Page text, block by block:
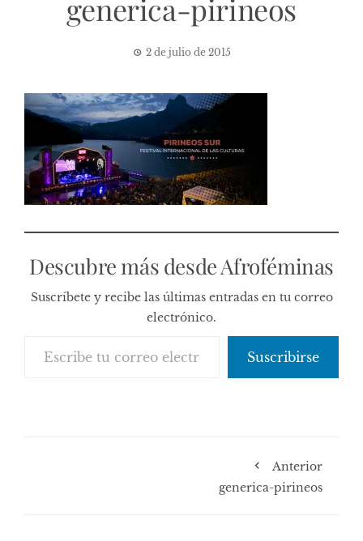
generica-pirineos
2 de julio de 2015
Descubre más desde Afroféminas
Suscríbete y recibe las últimas entradas en tu correo
electrónico.
Suscribirse
Anterior
generica-pirineos